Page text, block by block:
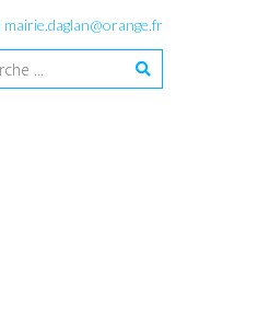
mairie.daglan@orange.fr